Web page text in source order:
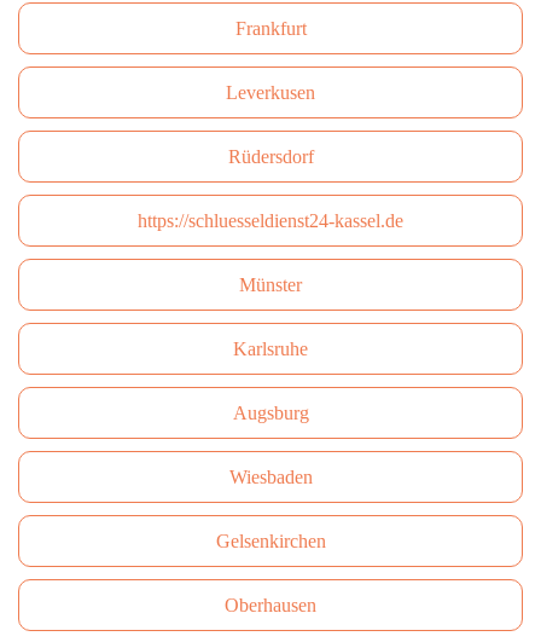
Frankfurt
Leverkusen
Rüdersdorf
https://schluesseldienst24-kassel.de
Münster
Karlsruhe
Augsburg
Wiesbaden
Gelsenkirchen
Oberhausen